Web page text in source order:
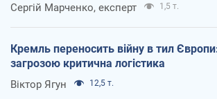
Сергій Марченко, експерт 1,5 т.
Кремль переносить війну в тил
загрозою критична логістика
Віктор Ягун 12,5 т.